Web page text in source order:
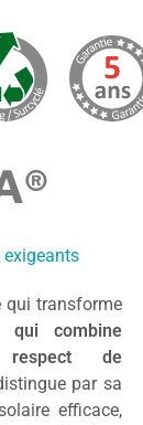
exigeants
qui transforme
qui combine
respect de
par sa
efficace,